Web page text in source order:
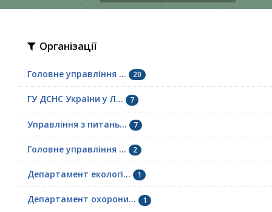
Організації
Головне управління ... 20
ГУ ДСНС України у Л... 7
Управління з питань... 7
Головне управління ... 2
Департамент екологі... 1
Департамент охорони... 1